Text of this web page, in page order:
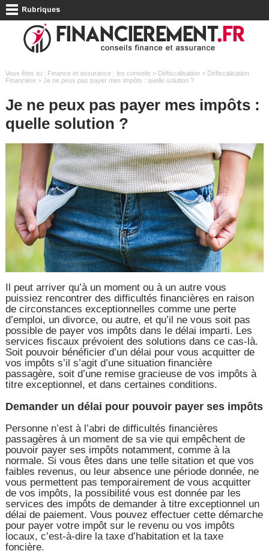
Vous êtes ici : Finance et assurance : les conseils > Défiscalisation> Défiscalisation
Financière> Je ne peux pas payer mes impôts : quelle solution ?
Je ne peux pas payer mes impôts :
quelle solution ?
Il peut arriver qu’à un moment ou à un autre vous
puissiez rencontrer des difficultés financières en raison
de circonstances exceptionnelles comme une perte
d’emploi, un divorce, ou autre, et qu’il ne vous soit pas
possible de payer vos impôts dans le délai imparti. Les
services fiscaux prévoient des solutions dans ce cas-là.
Soit pouvoir bénéficier d’un délai pour vous acquitter de
vos impôts s’il s’agit d’une situation financière
passagère, soit d’une remise gracieuse de vos impôts à
titre exceptionnel, et dans certaines conditions.
Demander un délai pour pouvoir payer ses impôts
Personne n’est à l’abri de difficultés financières
passagères à un moment de sa vie qui empêchent de
pouvoir payer ses impôts notamment, comme à la
normale. Si vous êtes dans une telle sitation et que vos
faibles revenus, ou leur absence une période donnée, ne
vous permettent pas temporairement de vous acquitter
de vos impôts, la possibilité vous est donnée par les
services des impôts de demander à titre exceptionnel un
délai de paiement. Vous pouvez effectuer cette démarche
pour payer votre impôt sur le revenu ou vos impôts
locaux, c’est-à-dire la taxe d’habitation et la taxe
foncière.